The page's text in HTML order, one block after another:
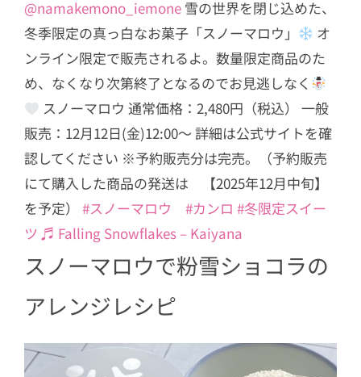
@namakemono_iemone 雪の世界を閉じ込めた、
冬季限定の真っ白なお菓子「スノーマロウ」
オ
ンライン限定で販売されるよ。数量限定商品のた
め、なくなり次第終了となるのでお見逃しなく
スノーマロウ 通常価格：2,480円（税込） 一般
販売：12月12日(金)12:00～ 詳細は公式サイトを確
認してください ※予約販売分は完売。（予約販売
にて購入した商品の発送は 【2025年12月中旬】
を予定） #スノーマロウ #カンロ #冬限定スイー
ツ ♬ Falling Snowflakes – Kaiyana
スノーマロウで粉雪ショコラの
アレンジレシピ